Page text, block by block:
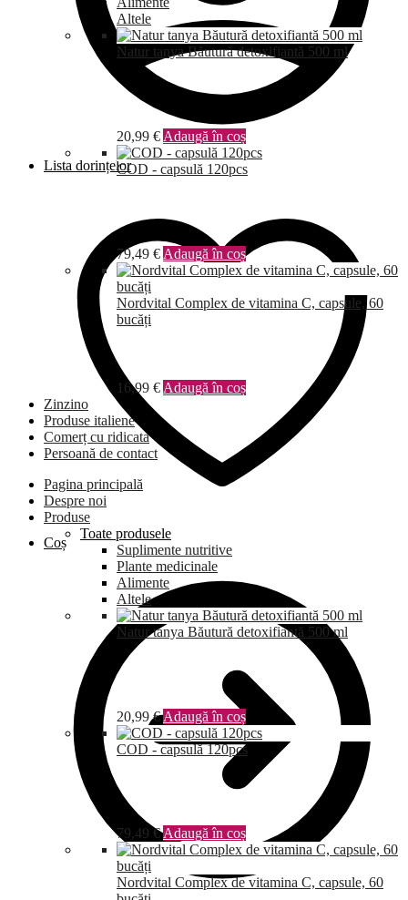
Lista dorințelor
Coș
Altele
Natur tanya Băutură detoxifiantă 500 ml
20,99 € Adaugă în coș
COD - capsulă 120pcs
79,49 € Adaugă în coș
Nordvital Complex de vitamina C, capsule, 60
bucăți
16,99 € Adaugă în coș
Zinzino
Produse italiene
Comerț cu ridicata
Persoană de contact
Pagina principală
Despre noi
Produse
Toate produsele
Suplimente nutritive
Plante medicinale
Alimente
Altele
Natur tanya Băutură detoxifiantă 500 ml
20,99€ Adaugă în coș
COD - capsulă 120pcs
79,49 €Adaugă în coș
Nordvital Complex de vitamina C, capsule, 60